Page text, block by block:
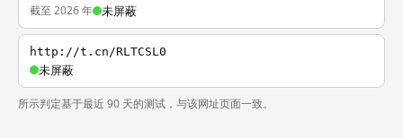
截至 2026 年 未屏蔽
http://t.cn/RLTCSL0
未屏蔽
所示判定基于最近 90 天的测试，与该网址页面一致。